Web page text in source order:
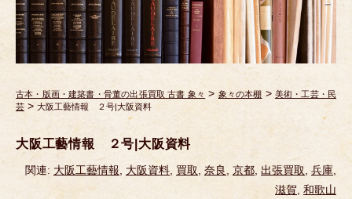
古本・版画・建築書・骨董の出張買取 古書 象々 > 象々の本棚 > 美術・工芸・民
芸 > 大阪工藝情報 ２号|大阪資料
大阪工藝情報 ２号|大阪資料
関連: 大阪工藝情報, 大阪資料, 買取, 奈良, 京都, 出張買取, 兵庫,
滋賀, 和歌山